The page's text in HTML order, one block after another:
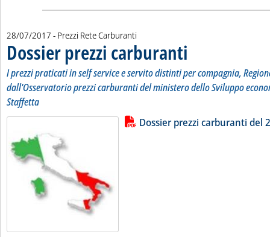
28/07/2017 - Prezzi Rete Carburanti
Dossier prezzi carburanti
I prezzi praticati in self service e servito distinti per compagnia,
dall'Osservatorio prezzi carburanti del ministero dello Sviluppo
Staffetta
Leggi tutta la notizia: 'Dossier
Lista allegati PDF alla notiziaDossier prezzi carburanti del